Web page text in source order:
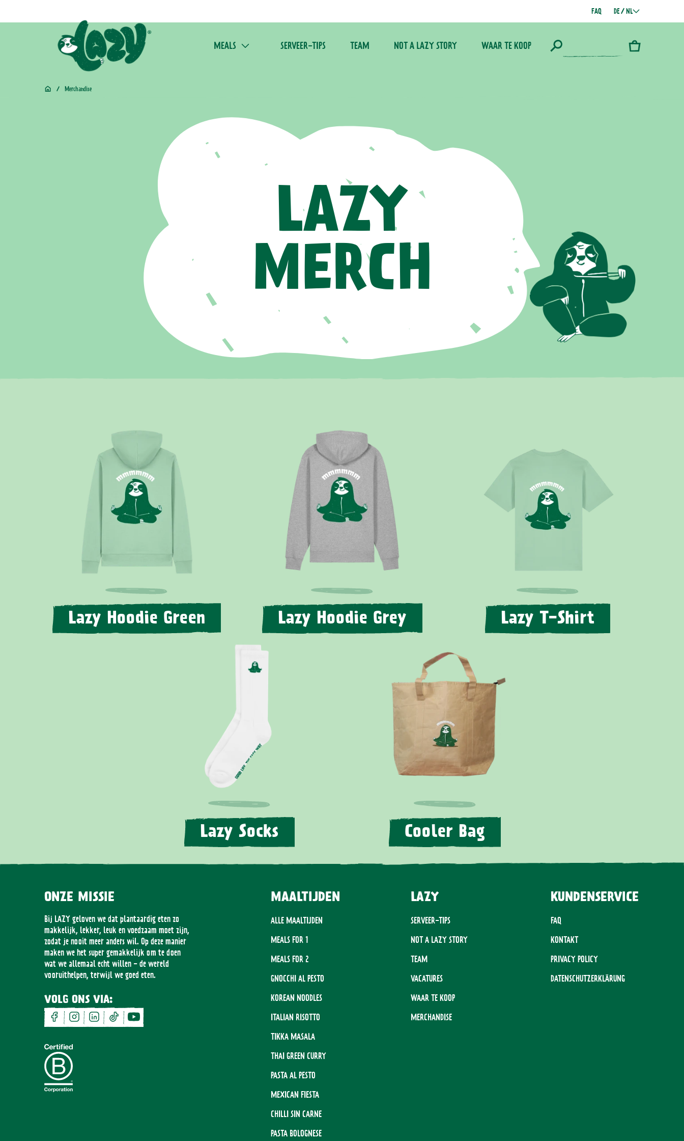
content
FAQ DE / NL
MEALS SERVEER-TIPS TEAM NOT A LAZY STORY WAAR TE KOOP Winkelwagen
Home / Merchandise
LAZY
MERCH
Lazy Hoodie Green Lazy Hoodie Grey Lazy T-Shirt
Lazy Socks Cooler Bag
ONZE MISSIE
Bij LAZY geloven we dat plantaardig eten zo
makkelijk, lekker, leuk en voedzaam moet zijn,
zodat je nooit meer anders wil. Op deze manier
maken we het super gemakkelijk om te doen
wat we allemaal echt willen - de wereld
vooruithelpen, terwijl we goed eten.
VOLG ONS VIA:
facebookinstagramlinkedintiktok youtube
MAALTIJDEN
ALLE MAALTIJDEN
MEALS FOR 1
MEALS FOR 2
GNOCCHI AL PESTO
KOREAN NOODLES
ITALIAN RISOTTO
TIKKA MASALA
THAI GREEN CURRY
PASTA AL PESTO
MEXICAN FIESTA
CHILLI SIN CARNE
PASTA BOLOGNESE
LAZY
SERVEER-TIPS
NOT A LAZY STORY
TEAM
VACATURES
WAAR TE KOOP
MERCHANDISE
KUNDENSERVICE
FAQ
KONTAKT
PRIVACY POLICY
DATENSCHUTZERKLÄRUNG